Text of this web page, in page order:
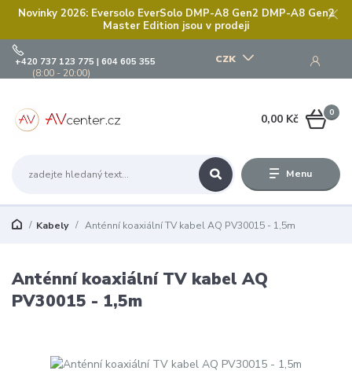
Novinky 2026: Eversolo EverSolo DMP-A8 Gen2 DMP-A8 Gen2
Master Edition jsou v prodeji
Menu
CZK
+420 737 123 775 | 604 605 355
(8:00 - 20:00)
0
0,00 Kč
Kabely Anténní koaxiální TV kabel AQ PV30015 - 1,5m
Anténní koaxiální TV kabel AQ
PV30015 - 1,5m